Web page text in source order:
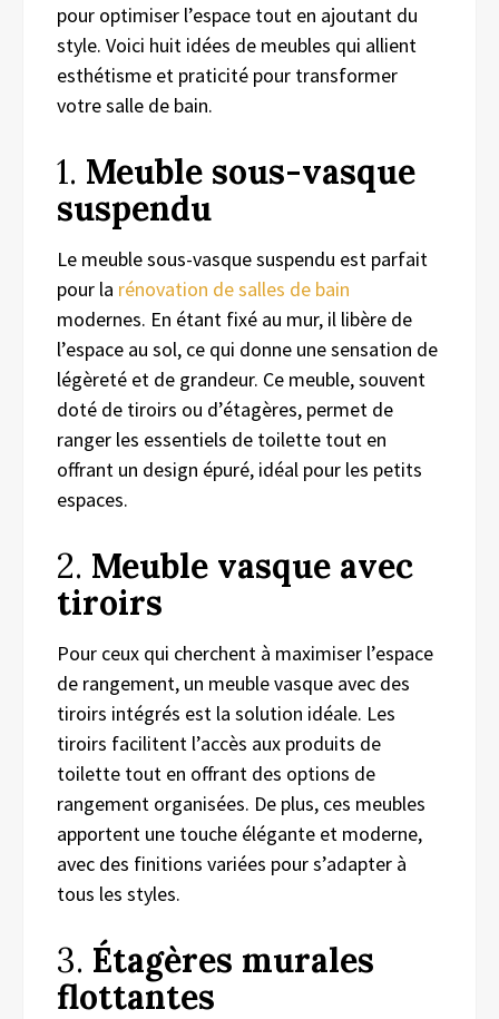
pour optimiser l’espace tout en ajoutant du
style. Voici huit idées de meubles qui allient
esthétisme et praticité pour transformer
votre salle de bain.
1. Meuble sous-vasque
suspendu
Le meuble sous-vasque suspendu est parfait
pour la rénovation de salles de bain
modernes. En étant fixé au mur, il libère de
l’espace au sol, ce qui donne une sensation de
légèreté et de grandeur. Ce meuble, souvent
doté de tiroirs ou d’étagères, permet de
ranger les essentiels de toilette tout en
offrant un design épuré, idéal pour les petits
espaces.
2. Meuble vasque avec
tiroirs
Pour ceux qui cherchent à maximiser l’espace
de rangement, un meuble vasque avec des
tiroirs intégrés est la solution idéale. Les
tiroirs facilitent l’accès aux produits de
toilette tout en offrant des options de
rangement organisées. De plus, ces meubles
apportent une touche élégante et moderne,
avec des finitions variées pour s’adapter à
tous les styles.
3. Étagères murales
flottantes